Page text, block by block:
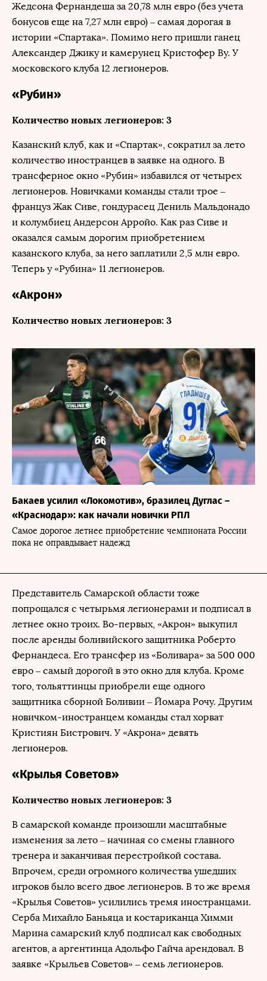
Жедсона Фернандеша за 20,78 млн евро (без учета
бонусов еще на 7,27 млн евро) – самая дорогая в
истории «Спартака». Помимо него пришли ганец
Александер Джику и камерунец Кристофер Ву. У
московского клуба 12 легионеров.
«Рубин»
Количество новых легионеров: 3
Казанский клуб, как и «Спартак», сократил за лето
количество иностранцев в заявке на одного. В
трансферное окно «Рубин» избавился от четырех
легионеров. Новичками команды стали трое –
француз Жак Сиве, гондурасец Дениль Мальдонадо
и колумбиец Андерсон Арройо. Как раз Сиве и
оказался самым дорогим приобретением
казанского клуба, за него заплатили 2,5 млн евро.
Теперь у «Рубина» 11 легионеров.
«Акрон»
Количество новых легионеров: 3
Бакаев усилил «Локомотив», бразилец Дуглас –
«Краснодар»: как начали новички РПЛ
Самое дорогое летнее приобретение чемпионата России
пока не оправдывает надежд
Представитель Самарской области тоже
попрощался с четырьмя легионерами и подписал в
летнее окно троих. Во-первых, «Акрон» выкупил
после аренды боливийского защитника Роберто
Фернандеса. Его трансфер из «Боливара» за 500 000
евро – самый дорогой в это окно для клуба. Кроме
того, тольяттинцы приобрели еще одного
защитника сборной Боливии – Йомара Рочу. Другим
новичком-иностранцем команды стал хорват
Кристиян Бистрович. У «Акрона» девять
легионеров.
«Крылья Советов»
Количество новых легионеров: 3
В самарской команде произошли масштабные
изменения за лето – начиная со смены главного
тренера и заканчивая перестройкой состава.
Впрочем, среди огромного количества ушедших
игроков было всего двое легионеров. В то же время
«Крылья Советов» усилились тремя иностранцами.
Серба Михайло Баньяца и костариканца Химми
Марина самарский клуб подписал как свободных
агентов, а аргентинца Адольфо Гайча арендовал. В
заявке «Крыльев Советов» – семь легионеров.